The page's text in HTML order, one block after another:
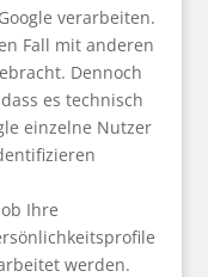
verarbeiten.
Fall mit anderen
Dennoch
es technisch
einzelne Nutzer
Ihre
werden.